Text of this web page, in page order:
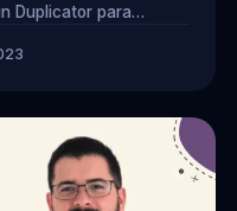
Duplicator para